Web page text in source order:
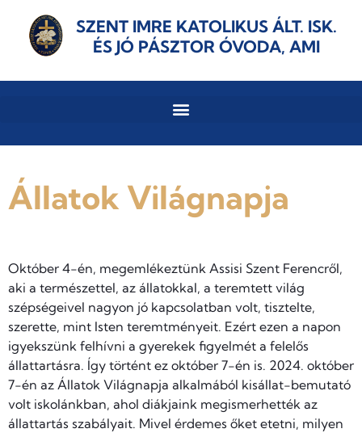
SZENT IMRE KATOLIKUS ÁLT. ISK.
ÉS JÓ PÁSZTOR ÓVODA, AMI
Állatok Világnapja
Október 4-én, megemlékeztünk Assisi Szent Ferencről,
aki a természettel, az állatokkal, a teremtett világ
szépségeivel nagyon jó kapcsolatban volt, tisztelte,
szerette, mint Isten teremtményeit. Ezért ezen a napon
igyekszünk felhívni a gyerekek figyelmét a felelős
állattartásra. Így történt ez október 7-én is. 2024. október
7-én az Állatok Világnapja alkalmából kisállat-bemutató
volt iskolánkban, ahol diákjaink megismerhették az
állattartás szabályait. Mivel érdemes őket etetni, milyen